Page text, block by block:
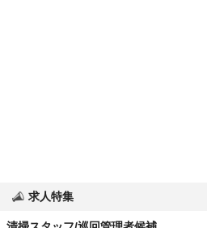
求人特集